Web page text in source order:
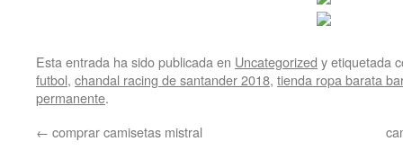
Esta entrada ha sido publicada en Uncategorized y etiquetada
futbol, chandal racing de santander 2018, tienda ropa barata
permanente.
← comprar camisetas mistral